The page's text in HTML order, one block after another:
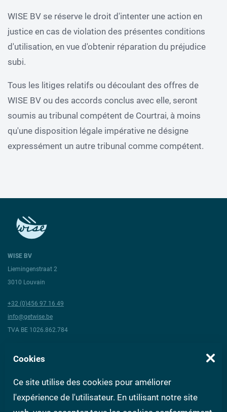
WISE BV se réserve le droit d'intenter une action en
justice en cas de violation des présentes conditions
d'utilisation, en vue d'obtenir réparation du préjudice
subi.
Tous les litiges relatifs ou découlant des offres de
WISE BV ou des accords conclus avec elle, seront
soumis au tribunal compétent de Courtrai, à moins
qu'une disposition légale impérative ne désigne
expressément un autre tribunal comme compétent.
WISE BV
Liemingenstraat 2
3010 Louvain
+32 (0)456 97 16 49
info@getwise.be
TVA BE 1026.862.784
À propos de Wise Conditions générales Questions aux experts
Cookies
Ce site utilise des cookies pour améliorer
l'expérience de l'utilisateur. En utilisant notre site